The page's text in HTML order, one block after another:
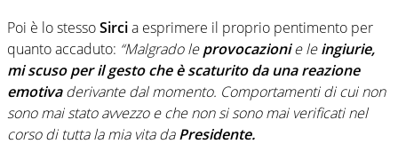
Poi è lo stessoSircia esprimere il proprio pentimento per
quanto accaduto: “Malgrado leprovocazionie leingiurie,
mi scuso per il gesto che è scaturito da una reazione
emotivaderivante dal momento. Comportamenti di cui non
sono mai stato avvezzo e che non si sono mai verificati nel
corso di tutta la mia vita daPresidente.